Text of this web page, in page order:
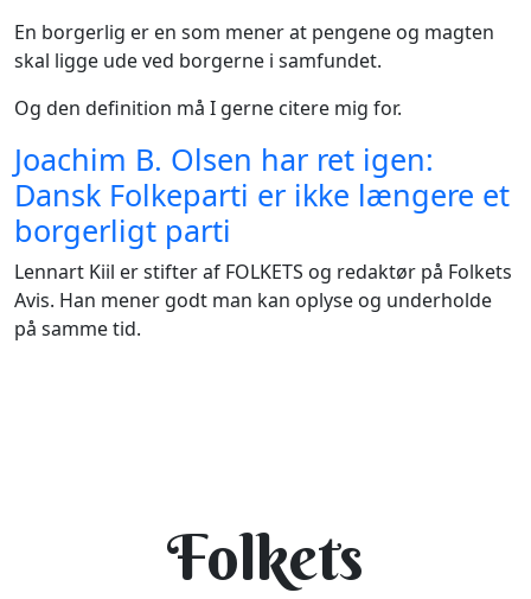
En borgerlig er en som mener at pengene og magten
skal ligge ude ved borgerne i samfundet.
Og den definition må I gerne citere mig for.
Joachim B. Olsen har ret igen:
Dansk Folkeparti er ikke længere et
borgerligt parti
Lennart Kiil er stifter af FOLKETS og redaktør på Folkets
Avis. Han mener godt man kan oplyse og underholde
på samme tid.
Folkets